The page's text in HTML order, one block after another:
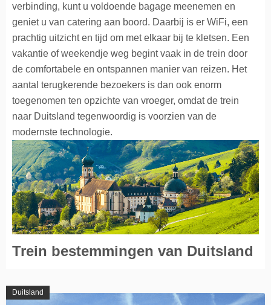
verbinding, kunt u voldoende bagage meenemen en
geniet u van catering aan boord. Daarbij is er WiFi, een
prachtig uitzicht en tijd om met elkaar bij te kletsen. Een
vakantie of weekendje weg begint vaak in de trein door
de comfortabele en ontspannen manier van reizen. Het
aantal terugkerende bezoekers is dan ook enorm
toegenomen ten opzichte van vroeger, omdat de trein
naar Duitsland tegenwoordig is voorzien van de
modernste technologie.
Trein bestemmingen van Duitsland
Duitsland